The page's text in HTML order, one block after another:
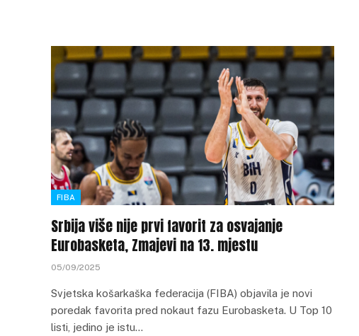
FIBA
Srbija više nije prvi favorit za osvajanje
Eurobasketa, Zmajevi na 13. mjestu
05/09/2025
Svjetska košarkaška federacija (FIBA) objavila je novi
poredak favorita pred nokaut fazu Eurobasketa. U Top 10
listi, jedino je istu…